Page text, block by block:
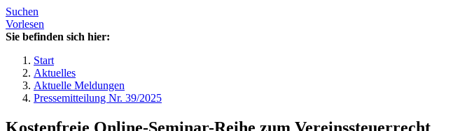
Suchen
Vorlesen
Sie befinden sich hier:
Start
Aktuelles
Aktuelle Meldungen
Pressemitteilung Nr. 39/2025